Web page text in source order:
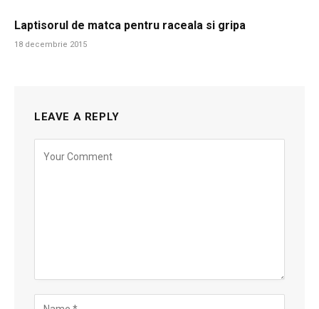
Laptisorul de matca pentru raceala si gripa
18 decembrie 2015
LEAVE A REPLY